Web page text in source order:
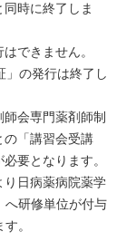
同時に終了しま
できません。
」の発行は終了し
会専門薬剤師制
の「講習会受講
要となります。
日病薬病院薬学
へ研修単位が付与
。